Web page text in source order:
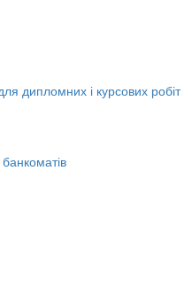
дипломних і курсових робіт